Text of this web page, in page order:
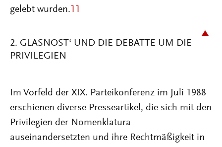
gelebt wurden. 11
2. GLASNOST‘ UND DIE DEBATTE UM DIE
PRIVILEGIEN
Im Vorfeld der XIX. Parteikonferenz im Juli 1988
erschienen diverse Presseartikel, die sich mit den
Privilegien der Nomenklatura
auseinandersetzten und ihre Rechtmäßigkeit in